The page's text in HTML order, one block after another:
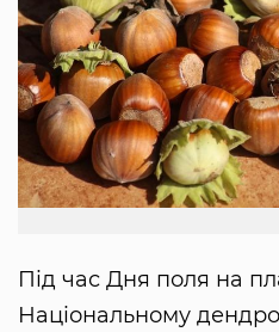
Під час Дня поля на
Національному